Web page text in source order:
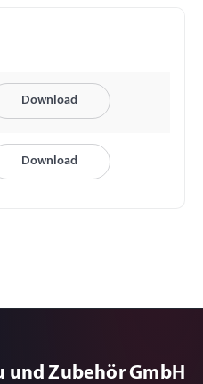
Download
Download
und Zubehör GmbH